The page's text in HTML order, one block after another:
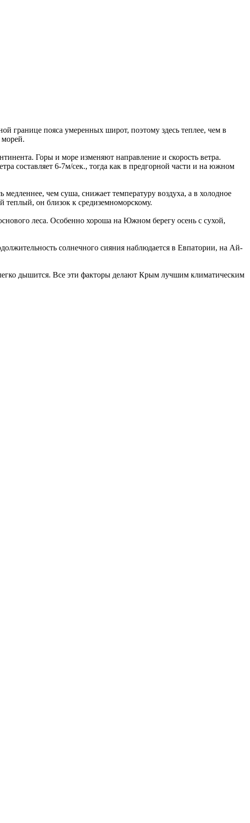
границе пояса умеренных широт, поэтому здесь теплее, чем в
Горы и море изменяют направление и скорость ветра.
составляет 6-7м/сек., тогда как в предгорной части и на южном
чем суша, снижает температуру воздуха, а в холодное
теплый, он близок к средиземноморскому.
леса. Особенно хороша на Южном берегу осень с сухой,
солнечного сияния наблюдается в Евпатории, на Ай-
дышится. Все эти факторы делают Крым лучшим климатическим